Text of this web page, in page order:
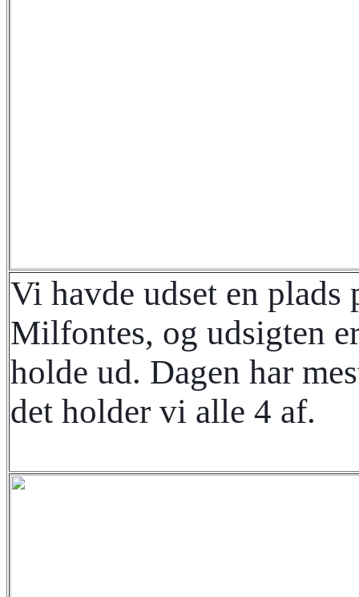
Vi havde udset en
Milfontes, og udsigten
holde ud. Dagen har
det holder vi alle 4 af.